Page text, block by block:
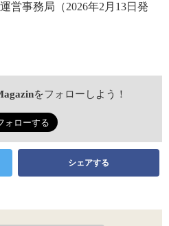
営事務局（2026年2月13日発
をフォローしよう！
シェアする